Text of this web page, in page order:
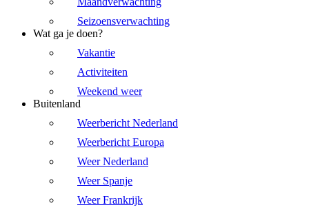
Seizoensverwachting
Wat ga je doen?
Vakantie
Activiteiten
Weekend weer
Buitenland
Weerbericht Nederland
Weerbericht Europa
Weer Nederland
Weer Spanje
Weer Frankrijk